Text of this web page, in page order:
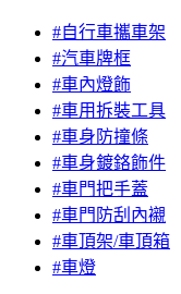
#自行車攜車架
#汽車牌框
#車內燈飾
#車用拆裝工具
#車身防撞條
#車身鍍鉻飾件
#車門把手蓋
#車門防刮內襯
#車頂架/車頂箱
#車燈